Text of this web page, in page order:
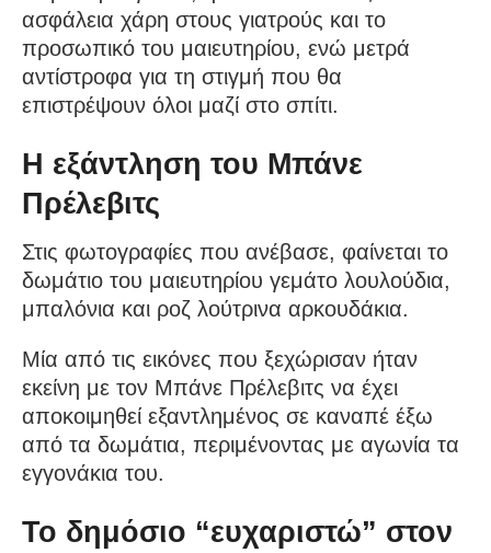
ασφάλεια χάρη στους γιατρούς και το
προσωπικό του μαιευτηρίου, ενώ μετρά
αντίστροφα για τη στιγμή που θα
επιστρέψουν όλοι μαζί στο σπίτι.
Η εξάντληση του Μπάνε
Πρέλεβιτς
Στις φωτογραφίες που ανέβασε, φαίνεται το
δωμάτιο του μαιευτηρίου γεμάτο λουλούδια,
μπαλόνια και ροζ λούτρινα αρκουδάκια.
Μία από τις εικόνες που ξεχώρισαν ήταν
εκείνη με τον Μπάνε Πρέλεβιτς να έχει
αποκοιμηθεί εξαντλημένος σε καναπέ έξω
από τα δωμάτια, περιμένοντας με αγωνία τα
εγγονάκια του.
Το δημόσιο “ευχαριστώ” στον